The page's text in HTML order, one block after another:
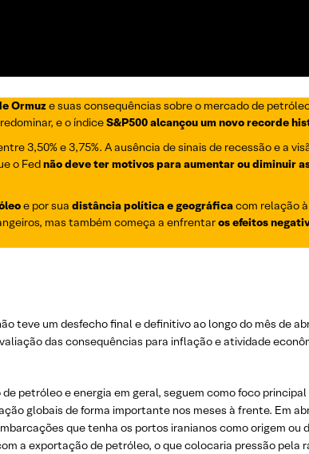
Ormuze suas consequências sobre o mercado de
e o índiceS&P500 alcançou um novo recorde
3,50% e 3,75%. A ausência de sinais de recessão e a
o Fednão deve ter motivos para aumentar ou diminuir
e por sua distância política e geográficacom relação
mas também começa a enfrentaros efeitos
teve um desfecho final e definitivo ao longo do mês de
das consequências para inflação e atividade
petróleo e energia em geral, seguem como foco principal
globais de forma importante nos meses à frente. Em
que tenha os portos iranianos como origem ou
a exportação de petróleo, o que colocaria pressão pela